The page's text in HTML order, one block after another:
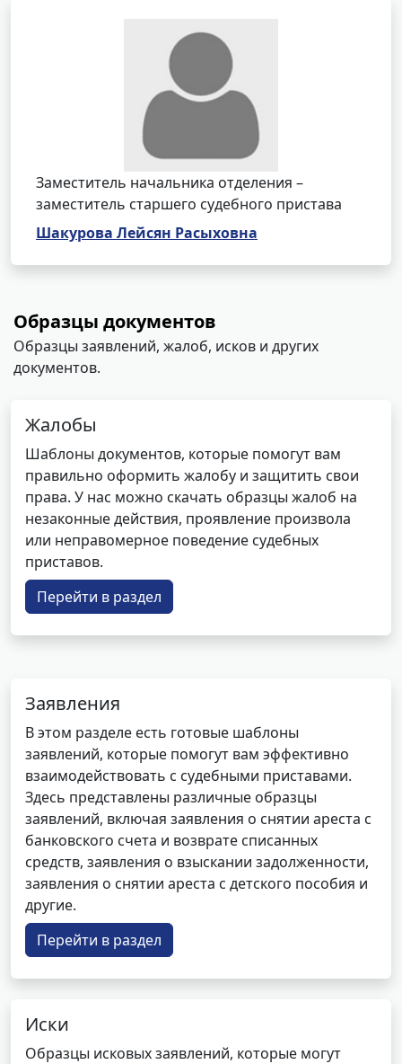
Заместитель начальника отделения –
заместитель старшего судебного пристава
Шакурова Лейсян Расыховна
Образцы документов
Образцы заявлений, жалоб, исков и других
документов.
Жалобы
Шаблоны документов, которые помогут вам
правильно оформить жалобу и защитить свои
права. У нас можно скачать образцы жалоб на
незаконные действия, проявление произвола
или неправомерное поведение судебных
приставов.
Перейти в раздел
Заявления
В этом разделе есть готовые шаблоны
заявлений, которые помогут вам эффективно
взаимодействовать с судебными приставами.
Здесь представлены различные образцы
заявлений, включая заявления о снятии ареста с
банковского счета и возврате списанных
средств, заявления о взыскании задолженности,
заявления о снятии ареста с детского пособия и
другие.
Перейти в раздел
Иски
Образцы исковых заявлений, которые могут